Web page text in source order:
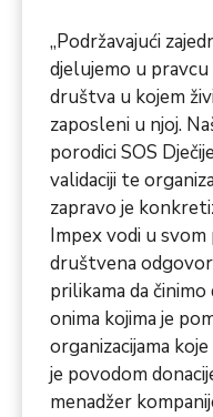
„Podržavajući
djelujemo u
društva u kojem
zaposleni u njoj.
porodici SOS
validaciji te
zapravo je
Impex vodi u
društvena
prilikama da
onima kojima je
organizacijama
je povodom
menadžer